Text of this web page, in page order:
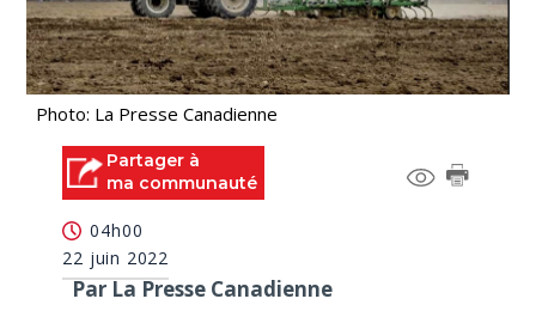
Photo: La Presse Canadienne
Partager à
ma communauté
04h00
22 juin 2022
Par La Presse Canadienne